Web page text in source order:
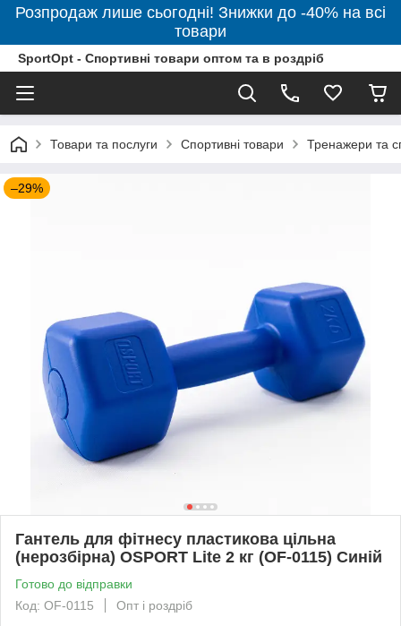
Розпродаж лише сьогодні! Знижки до -40% на всі
товари
SportOpt - Спортивні товари оптом та в роздріб
Товари та послуги Спортивні товари Тренажери та
–29%
Гантель для фітнесу пластикова цільна
(нерозбірна) OSPORT Lite 2 кг (OF-0115) Синій
Готово до відправки
Код: OF-0115
Опт і роздріб